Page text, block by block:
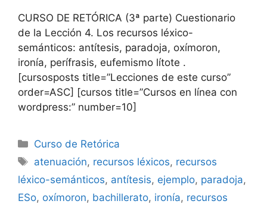
CURSO DE RETÓRICA (3ª parte) Cuestionario
de la Lección 4. Los recursos léxico-
semánticos: antítesis, paradoja, oxímoron,
ironía, perífrasis, eufemismo lítote .
[cursosposts title=”Lecciones de este curso”
order=ASC] [cursos title=”Cursos en línea con
wordpress:” number=10]
Categorías
Curso de Retórica
Etiquetas
atenuación, recursos léxicos, recursos
léxico-semánticos, antítesis, ejemplo, paradoja,
ESo, oxímoron, bachillerato, ironía, recursos